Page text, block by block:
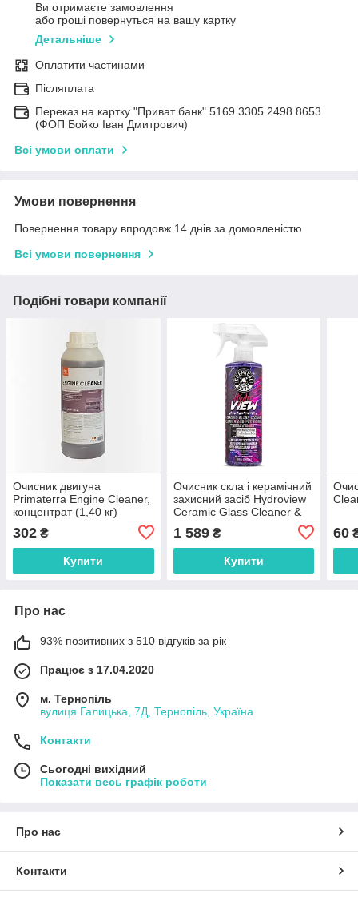
Ви отримаєте замовлення
або гроші повернуться на вашу картку
Детальніше
Оплатити частинами
Післяплата
Переказ на картку "Приват банк" 5169 3305 2498 8653
(ФОП Бойко Іван Дмитрович)
Всі умови оплати
Умови повернення
Повернення товару впродовж 14 днів за домовленістю
Всі умови повернення
Подібні товари компанії
Очисник двигуна
Primaterra Engine Cleaner,
концентрат (1,40 кг)
302 ₴
Купити
Очисник скла і керамічний
захисний засіб Hydroview
Ceramic Glass Cleaner &
1 589₴
Купити
60
Про нас
93% позитивних з 510 відгуків за рік
Працює з 17.04.2020
м. Тернопіль
вулиця Галицька, 7Д, Тернопіль, Україна
Контакти
Сьогодні вихідний
Показати весь графік роботи
Про нас
Контакти